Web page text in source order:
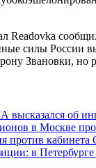
Readovka
силы России
Звановки, но
высказался об
в Москве
против кабинета
в